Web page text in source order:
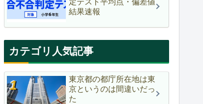
定テスト平均点・偏差値
結果速報
カテゴリ人気記事
東京都の都庁所在地は東
京というのは間違いだっ
た